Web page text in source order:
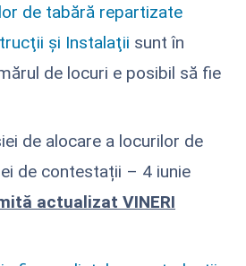
de tabără repartizate
şi Instalaţii sunt în
de locuri e posibil să fie
de alocare a locurilor de
de contestații – 4 iunie
actualizat VINERI